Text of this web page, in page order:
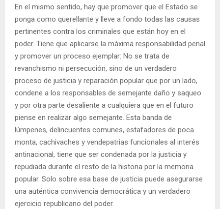
En el mismo sentido, hay que promover que el Estado se
ponga como querellante y lleve a fondo todas las causas
pertinentes contra los criminales que están hoy en el
poder. Tiene que aplicarse la máxima responsabilidad penal
y promover un proceso ejemplar: No se trata de
revanchismo ni persecución, sino de un verdadero
proceso de justicia y reparación popular que por un lado,
condene a los responsables de semejante daño y saqueo
y por otra parte desaliente a cualquiera que en el futuro
piense en realizar algo semejante. Esta banda de
lúmpenes, delincuentes comunes, estafadores de poca
monta, cachivaches y vendepatrias funcionales al interés
antinacional, tiene que ser condenada por la justicia y
repudiada durante el resto de la historia por la memoria
popular. Solo sobre esa base de justicia puede asegurarse
una auténtica convivencia democrática y un verdadero
ejercicio republicano del poder.